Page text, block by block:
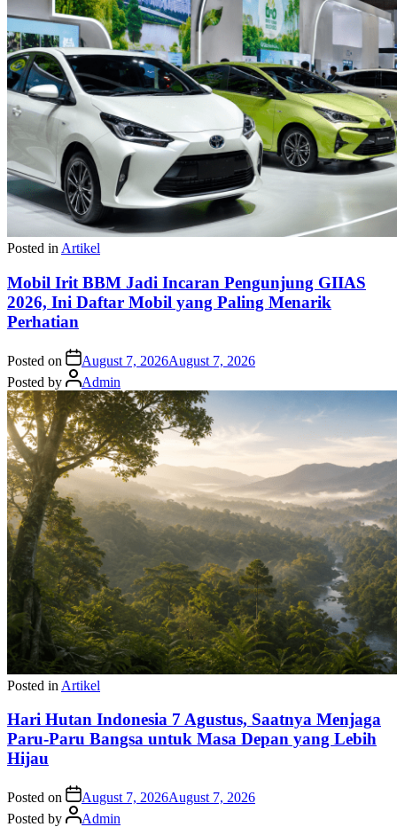
Posted in Artikel
Mobil Irit BBM Jadi Incaran Pengunjung GIIAS
2026, Ini Daftar Mobil yang Paling Menarik
Perhatian
Posted on August 7, 2026August 7, 2026
Posted by
Admin
Posted in Artikel
Hari Hutan Indonesia 7 Agustus, Saatnya Menjaga
Paru-Paru Bangsa untuk Masa Depan yang Lebih
Hijau
Posted on August 7, 2026August 7, 2026
Posted by
Admin